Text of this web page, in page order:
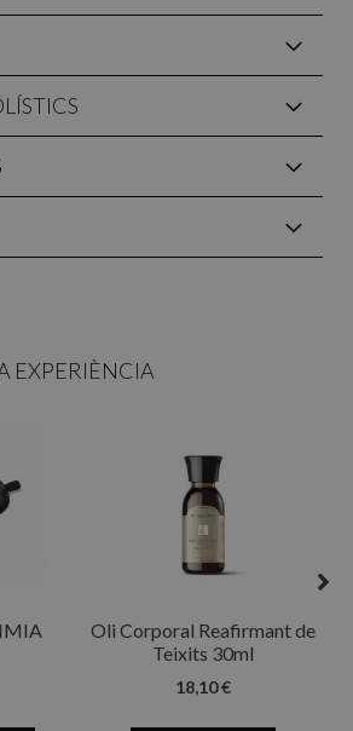
EXPERIÈNCIA
Oli Corporal Reafirmant de
Teixits 30ml
18,10 €